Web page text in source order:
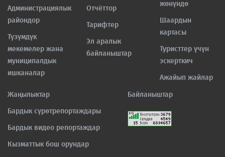
Администрациялык
райондор
Түзүмдүк
мекемелер жана
муниципалдык
ишканалар
Отчёттор
Тарифтер
Эл аралык
байланыштар
жөнүндө
Шаардын
картасы
Туристтер үчүн
эскерткич
Ажайып жайлар
Жаңылыктар
Бардык сүрөтрепортаждары
Бардык видео репортаждар
Кызматтык бош орундар
Байланыштар